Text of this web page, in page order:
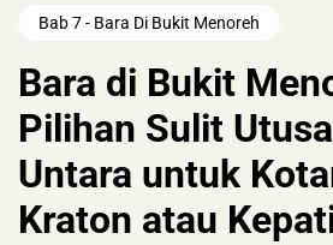
Bab 7 - Bara Di Bukit Menoreh
Bara di Bukit
Pilihan Sulit
Untara untuk
Kraton atau